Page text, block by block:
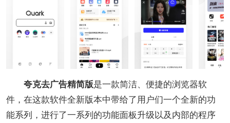
夸克去广告精简版是一款简洁、便捷的浏览器软
件，在这款软件全新版本中带给了用户们一个全新的功
能系列，进行了一系列的功能面板升级以及内部的程序